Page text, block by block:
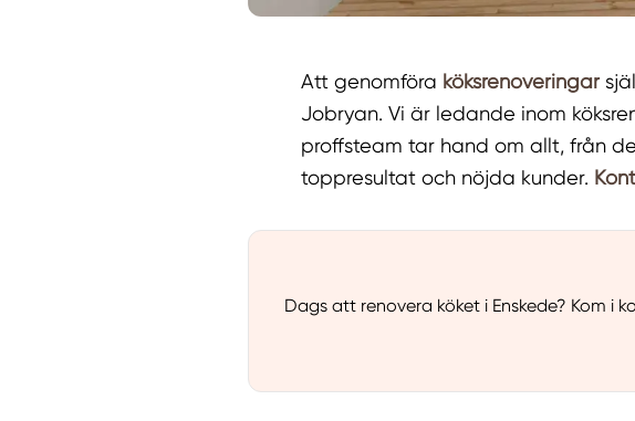
Att genomföra köksrenoveringar
Jobryan. Vi är ledande inom
proffsteam tar hand om allt, från
toppresultat och nöjda kunder.
Dags att renovera köket i Enskede? Kom i